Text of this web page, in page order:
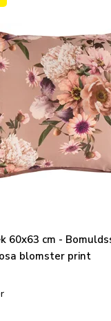
60x63 cm -
blomster print